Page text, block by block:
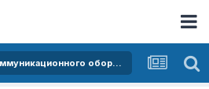
Покупка и продажа телекоммуникационного оборудования